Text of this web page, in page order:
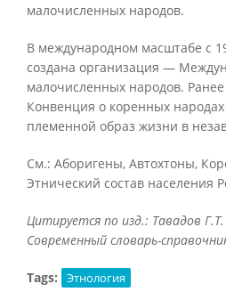
малочисленных народов.
В международном масштабе с
создана организация —
малочисленных народов.
Конвенция о коренных
племенной образ жизни в
См.: Аборигены, Автохтоны,
Этнический состав населения
Цитируется по изд.: Тавадов
Современный словарь-
Tags: Этнология